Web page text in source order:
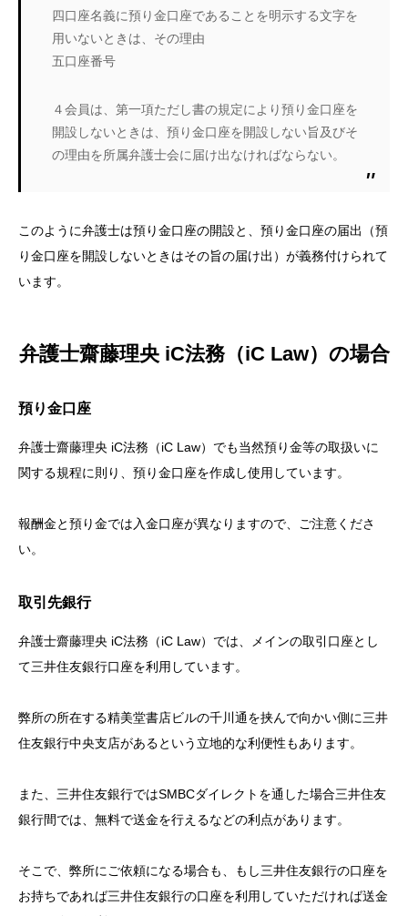
四口座名義に預り金口座であることを明示する文字を
用いないときは、その理由
五口座番号
４会員は、第一項ただし書の規定により預り金口座を
開設しないときは、預り金口座を開設しない旨及びそ
の理由を所属弁護士会に届け出なければならない。
このように弁護士は預り金口座の開設と、預り金口座の届出（預
り金口座を開設しないときはその旨の届け出）が義務付けられて
います。
弁護士齋藤理央 iC法務（iC Law）の場合
預り金口座
弁護士齋藤理央 iC法務（iC Law）でも当然預り金等の取扱いに
関する規程に則り、預り金口座を作成し使用しています。
報酬金と預り金では入金口座が異なりますので、ご注意くださ
い。
取引先銀行
弁護士齋藤理央 iC法務（iC Law）では、メインの取引口座とし
て三井住友銀行口座を利用しています。
弊所の所在する精美堂書店ビルの千川通を挟んで向かい側に三井
住友銀行中央支店があるという立地的な利便性もあります。
また、三井住友銀行ではSMBCダイレクトを通した場合三井住友
銀行間では、無料で送金を行えるなどの利点があります。
そこで、弊所にご依頼になる場合も、もし三井住友銀行の口座を
お持ちであれば三井住友銀行の口座を利用していただければ送金